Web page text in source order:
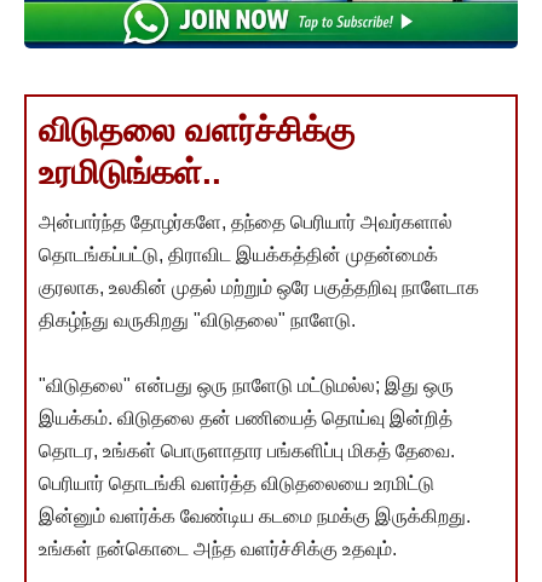
விடுதலை வளர்ச்சிக்கு
உரமிடுங்கள்..
அன்பார்ந்த தோழர்களே, தந்தை பெரியார் அவர்களால்
தொடங்கப்பட்டு, திராவிட இயக்கத்தின் முதன்மைக்
குரலாக, உலகின் முதல் மற்றும் ஒரே பகுத்தறிவு நாளேடாக
திகழ்ந்து வருகிறது "விடுதலை" நாளேடு.
"விடுதலை" என்பது ஒரு நாளேடு மட்டுமல்ல; இது ஒரு
இயக்கம். விடுதலை தன் பணியைத் தொய்வு இன்றித்
தொடர, உங்கள் பொருளாதார பங்களிப்பு மிகத் தேவை.
பெரியார் தொடங்கி வளர்த்த விடுதலையை உரமிட்டு
இன்னும் வளர்க்க வேண்டிய கடமை நமக்கு இருக்கிறது.
உங்கள் நன்கொடை அந்த வளர்ச்சிக்கு உதவும்.